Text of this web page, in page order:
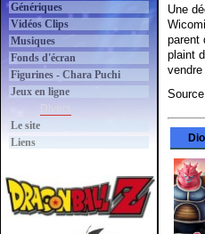
Génériques
Vidéos Clips
Musiques
Fonds d'écran
Figurines - Chara Puchi
Jeux en ligne
Le site
Liens
Une
parent
plaint